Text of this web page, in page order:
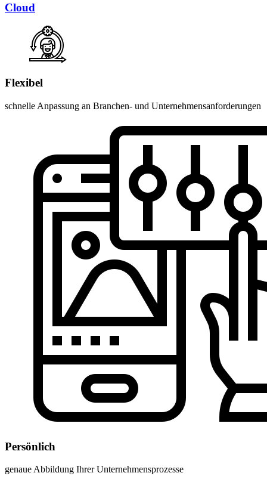
Cloud
Flexibel
schnelle Anpassung an Branchen- und Unternehmensanforderungen
Persönlich
genaue Abbildung Ihrer Unternehmensprozesse